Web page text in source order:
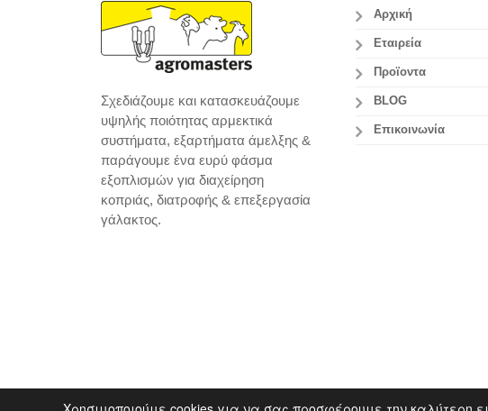
Σχεδιάζουμε και κατασκευάζουμε
υψηλής ποιότητας αρμεκτικά
συστήματα, εξαρτήματα άμελξης &
παράγουμε ένα ευρύ φάσμα
εξοπλισμών για διαχείρηση
κοπριάς, διατροφής & επεξεργασία
γάλακτος.
Αρχική
Εταιρεία
Προϊοντα
BLOG
Επικοινωνία